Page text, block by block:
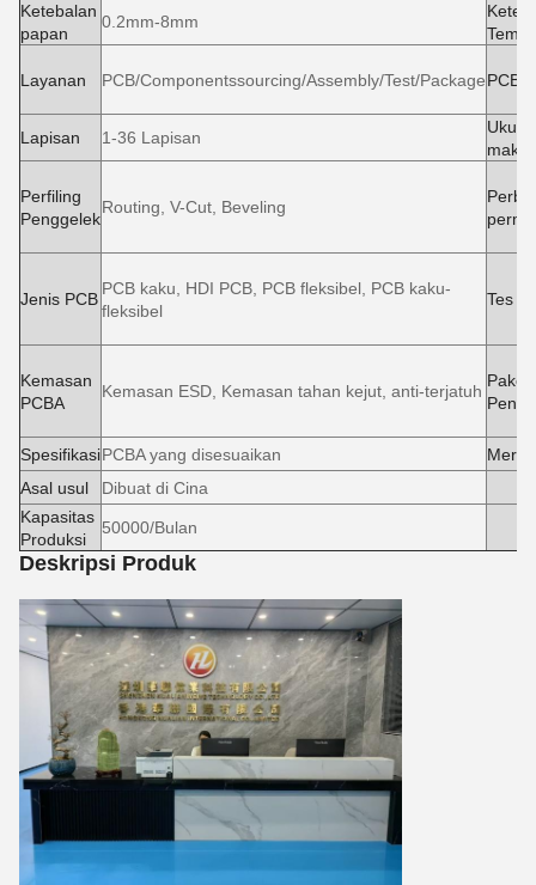
Ketebalan
papan
0.2mm-8mm
Layanan PCB/Componentssourcing/Assembly/Test/PackagePCBA
Lapisan 1-36 Lapisan
Perfiling
Penggelek
Routing, V-Cut, Beveling
Jenis PCB
PCB kaku, HDI PCB, PCB fleksibel, PCB kaku-
fleksibel
Tes
Kemasan
PCBA
Kemasan ESD, Kemasan tahan kejut, anti-terjatuh
Paket
SpesifikasiPCBA yang disesuaikan
Asal usul
Dibuat di Cina
Kapasitas
Produksi
50000/Bulan
Deskripsi Produk